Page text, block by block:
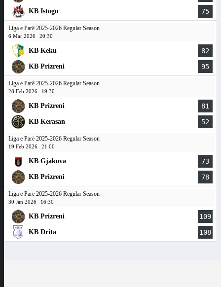
KB Istogu 75
Liga e Parë 2025-2026 Regular Season
6 Mar 2026 20:30
KB Keku 82
KB Prizreni 95
Liga e Parë 2025-2026 Regular Season
28 Feb 2026 19:30
KB Prizreni 81
KB Kerasan 52
Liga e Parë 2025-2026 Regular Season
19 Feb 2026 21:00
KB Gjakova 73
KB Prizreni 78
Liga e Parë 2025-2026 Regular Season
30 Jan 2026 16:30
KB Prizreni 109
KB Drita 108